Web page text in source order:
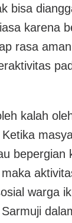
bisa
karena
rasa
kalah
bepergian
warga